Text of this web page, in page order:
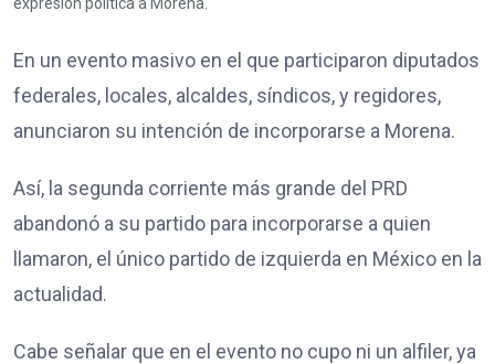
En un evento masivo en el que participaron diputados
federales, locales, alcaldes, síndicos, y regidores,
anunciaron su intención de incorporarse a Morena.
Así, la segunda corriente más grande del PRD
abandonó a su partido para incorporarse a quien
llamaron, el único partido de izquierda en México en la
actualidad.
Cabe señalar que en el evento no cupo ni un alfiler, ya